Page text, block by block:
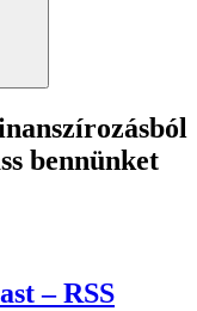
bennünket
– RSS